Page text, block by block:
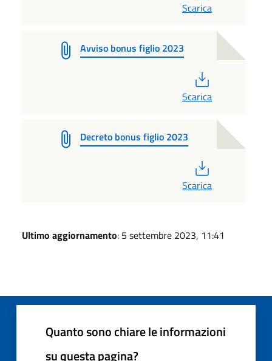
Scarica
Avviso bonus figlio 2023
Scarica
Decreto bonus figlio 2023
Scarica
Ultimo aggiornamento: 5 settembre 2023, 11:41
Quanto sono chiare le informazioni
su questa pagina?